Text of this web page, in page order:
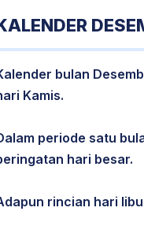
bulan
Kamis.
periode satu
hari besar.
rincian hari